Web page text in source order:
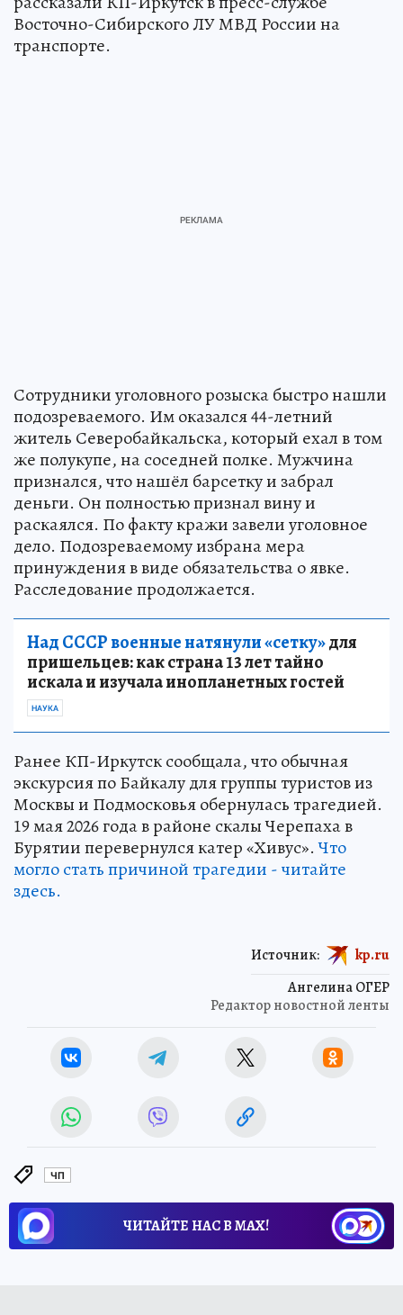
Восточно-Сибирского ЛУ МВД России на
транспорте.
Сотрудники уголовного розыска быстро нашли
подозреваемого. Им оказался 44-летний
житель Северобайкальска, который ехал в том
же полукупе, на соседней полке. Мужчина
признался, что нашёл барсетку и забрал
деньги. Он полностью признал вину и
раскаялся. По факту кражи завели уголовное
дело. Подозреваемому избрана мера
принуждения в виде обязательства о явке.
Расследование продолжается.
Над СССР военные натянули «сетку»для
пришельцев: как страна 13 лет тайно
искала и изучала инопланетных гостей
НАУКА
Ранее КП-Иркутск сообщала, что обычная
экскурсия по Байкалу для группы туристов из
Москвы и Подмосковья обернулась трагедией.
19 мая 2026 года в районе скалы Черепаха в
Бурятии перевернулся катер «Хивус».Что
могло стать причиной трагедии - читайте
здесь.
Ангелина ОГЕР
Редактор новостной ленты
Источник: kp.ru
ЧП
ЧИТАЙТЕ НАС В МАХ!